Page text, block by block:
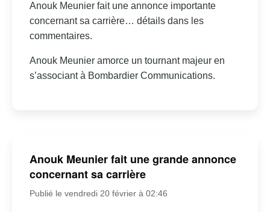
Anouk Meunier fait une annonce importante
concernant sa carrière… détails dans les
commentaires.
Anouk Meunier amorce un tournant majeur en
s’associant à Bombardier Communications.
Anouk Meunier fait une grande annonce
concernant sa carrière
Publié le vendredi 20 février à 02:46